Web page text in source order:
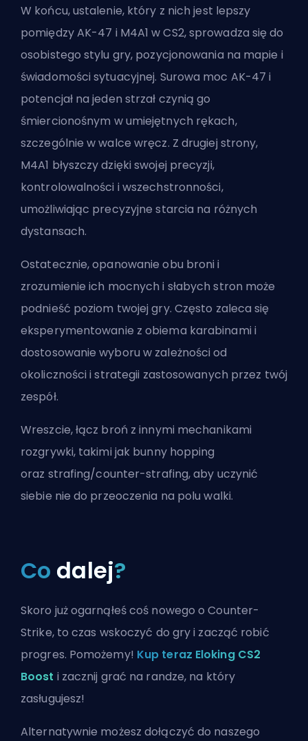
W końcu, ustalenie, który z nich jest lepszy
pomiędzy AK-47 i M4A1 w CS2, sprowadza się do
osobistego stylu gry, pozycjonowania na mapie i
świadomości sytuacyjnej. Surowa moc AK-47 i
potencjał na jeden strzał czynią go
śmiercionośnym w umiejętnych rękach,
szczególnie w walce wręcz. Z drugiej strony,
M4A1 błyszczy dzięki swojej precyzji,
kontrolowalności i wszechstronności,
umożliwiając precyzyjne starcia na różnych
dystansach.
Ostatecznie, opanowanie obu broni i
zrozumienie ich mocnych i słabych stron może
podnieść poziom twojej gry. Często zaleca się
eksperymentowanie z obiema karabinami i
dostosowanie wyboru w zależności od
okoliczności i strategii zastosowanych przez twój
zespół.
Wreszcie, łącz broń z innymi mechanikami
rozgrywki, takimi jak bunny hopping
oraz strafing/counter-strafing, aby uczynić
siebie nie do przeoczenia na polu walki.
Co dalej?
Skoro już ogarnąłeś coś nowego o Counter-
Strike, to czas wskoczyć do gry i zacząć robić
progres. Pomożemy! Kup teraz Eloking CS2
Boost i zacznij grać na randze, na który
zasługujesz!
Alternatywnie możeszdołączyć do naszego